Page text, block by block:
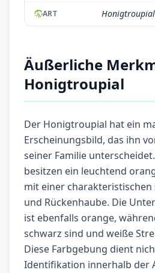
ART
Äußerliche
Honigtroupial
Der Honigtroupial hat ein
Erscheinungsbild, das ihn
seiner Familie
besitzen ein leuchtend
mit einer charakteristischen
und Rückenhaube. Die
ist ebenfalls orange,
schwarz sind und weiße
Diese Farbgebung dient
Identifikation innerhalb der